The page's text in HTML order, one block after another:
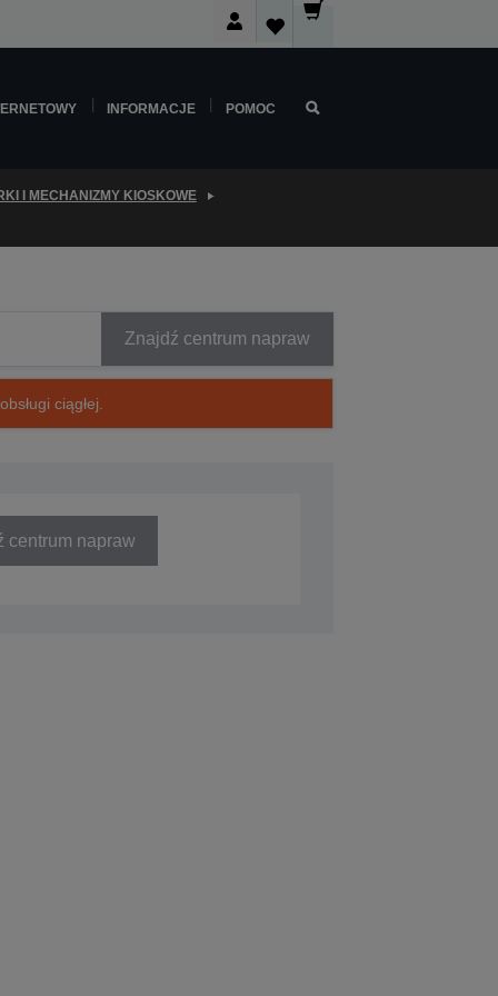
INFORMACJE POMOC
I MECHANIZMY KIOSKOWE
Znajdź centrum napraw
ciągłej.
centrum napraw